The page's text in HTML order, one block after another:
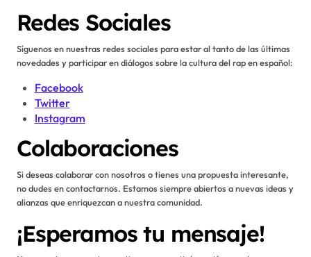
Redes Sociales
Síguenos en nuestras redes sociales para estar al tanto de las últimas
novedades y participar en diálogos sobre la cultura del rap en español:
Facebook
Twitter
Instagram
Colaboraciones
Si deseas colaborar con nosotros o tienes una propuesta interesante,
no dudes en contactarnos. Estamos siempre abiertos a nuevas ideas y
alianzas que enriquezcan a nuestra comunidad.
¡Esperamos tu mensaje!